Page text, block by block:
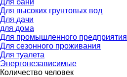
Для бани
Для высоких грунтовых вод
Для дачи
для дома
Для промышленного предприятия
Для сезонного проживания
Для туалета
Энергонезависимые
Количество человек